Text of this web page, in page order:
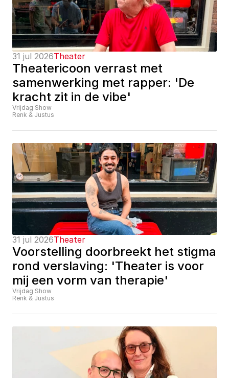
31 jul 2026Theater
Theatericoon verrast met
samenwerking met rapper: 'De
kracht zit in de vibe'
Vrijdag Show
Renk & Justus
31 jul 2026Theater
Voorstelling doorbreekt het stigma
rond verslaving: 'Theater is voor
mij een vorm van therapie'
Vrijdag Show
Renk & Justus